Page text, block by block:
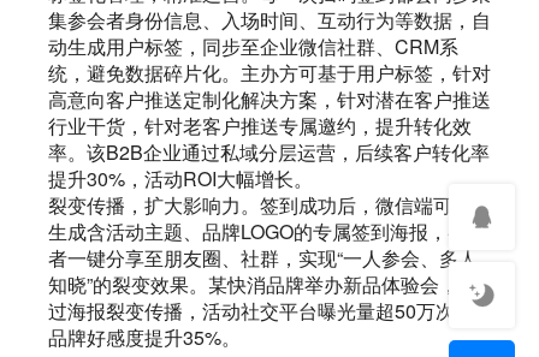
集参会者身份信息、入场时间、互动行为等数据，自
动生成用户标签，同步至企业微信社群、CRM系
统，避免数据碎片化。主办方可基于用户标签，针对
高意向客户推送定制化解决方案，针对潜在客户推送
行业干货，针对老客户推送专属邀约，提升转化效
率。该B2B企业通过私域分层运营，后续客户转化率
提升30%，活动ROI大幅增长。
裂变传播，扩大影响力。签到成功后，微信端可自动
生成含活动主题、品牌LOGO的专属签到海报，参会
者一键分享至朋友圈、社群，实现“一人参会、多人
知晓”的裂变效果。某快消品牌举办新品体验会，通
过海报裂变传播，活动社交平台曝光量超50万次，
品牌好感度提升35%。